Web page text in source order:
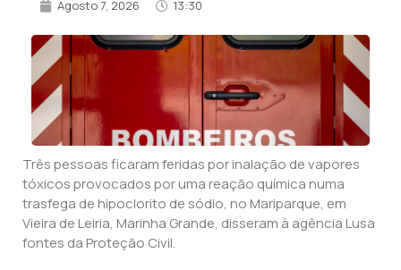
Agosto 7, 2026 13:30
Três pessoas ficaram feridas por inalação de vapores
tóxicos provocados por uma reação química numa
trasfega de hipoclorito de sódio, no Mariparque, em
Vieira de Leiria, Marinha Grande, disseram à agência Lusa
fontes da Proteção Civil.